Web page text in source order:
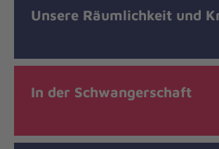
Unsere Räumlichkeit und
In der Schwangerschaft